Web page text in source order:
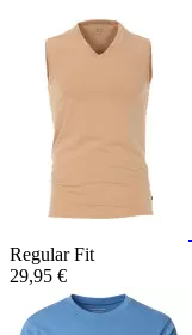
Regular Fit
29,95 €